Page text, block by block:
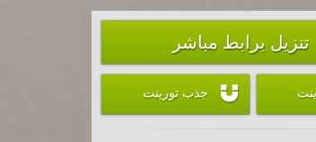
تنزيل برابط مباشر
 جذب تورينت